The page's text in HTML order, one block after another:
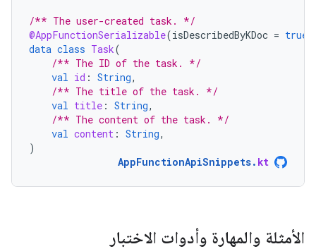
/** The user-created task. */
@AppFunctionSerializable(isDescribedByKDoc = true
data class Task(
/** The ID of the task. */
val id : String,
/** The title of the task. */
val title : String,
/** The content of the task. */
val content : String,
)
AppFunctionApiSnippets. kt
الأمثلة والمهارة وأدوات الاختبار